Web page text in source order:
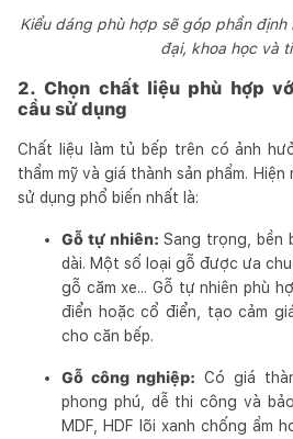
Kiểu dáng phù hợp sẽ góp phần
đại, khoa học và
2. Chọn chất liệu phù hợp
cầu sử dụng
Chất liệu làm tủ bếp trên có ảnh
thẩm mỹ và giá thành sản phẩm.
sử dụng phổ biến nhất là:
Gỗ tự nhiên: Sang trọng, bền
dài. Một số loại gỗ được ưa
gỗ căm xe... Gỗ tự nhiên phù
điển hoặc cổ điển, tạo cảm
cho căn bếp.
Gỗ công nghiệp: Có giá
phong phú, dễ thi công và
MDF, HDF lõi xanh chống ẩm